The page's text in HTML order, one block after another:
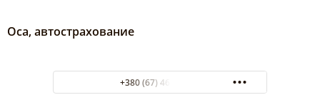
Оса, автострахование
+380 (67) 461-18-61